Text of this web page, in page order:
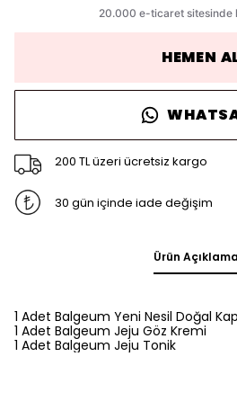
HEMEN
200 TL üzeri ücretsiz kargo
30 gün içinde iade değişim
Ürün
1 Adet Balgeum Yeni Nesil Doğal
1 Adet Balgeum Jeju Göz Kremi
1 Adet Balgeum Jeju Tonik